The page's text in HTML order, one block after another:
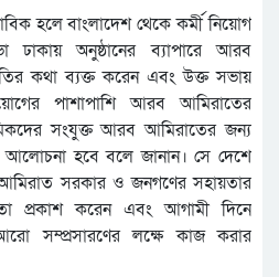
হলে বাংলাদেশ থেকে কর্মী নিয়ােগ
ঢাকায় অনুষ্ঠানের ব্যাপারে আরব
কথা ব্যক্ত করেন এবং উক্ত সভায়
পাশাপাশি আরব আমিরাতের
সংযুক্ত আরব আমিরাতের জন্য
আলােচনা হবে বলে জানান। সে দেশে
আমিরাত সরকার ও জনগণের সহায়তার
প্রকাশ করেন এবং আগামী দিনে
সম্প্রসারণের লক্ষে কাজ করার